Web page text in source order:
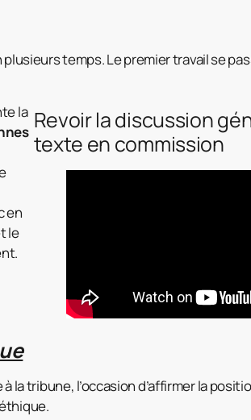
plusieurs temps. Le premier travail se
la
en
le
Revoir la discussion
texte en commission
la tribune, l’occasion d’affirmer la